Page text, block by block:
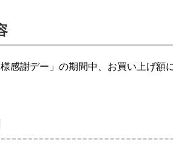
様感謝デー」の期間中、お買い上げ額